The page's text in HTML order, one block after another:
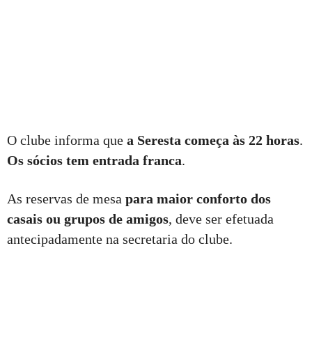
O clube informa que a Seresta começa às 22 horas.
Os sócios tem entrada franca.
As reservas de mesa para maior conforto dos
casais ou grupos de amigos, deve ser efetuada
antecipadamente na secretaria do clube.